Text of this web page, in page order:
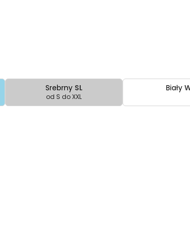
Srebrny SL
od S do XXL
Biały